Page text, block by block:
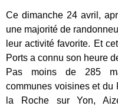
Ce dimanche 24 avril,
une majorité de
leur activité favorite. Et
Ports a connu son heure
Pas moins de 285
communes voisines et du
la Roche sur Yon,